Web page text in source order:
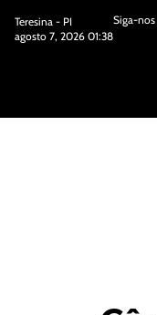
Teresina - PI
agosto 7, 2026 01:38
Siga-nos